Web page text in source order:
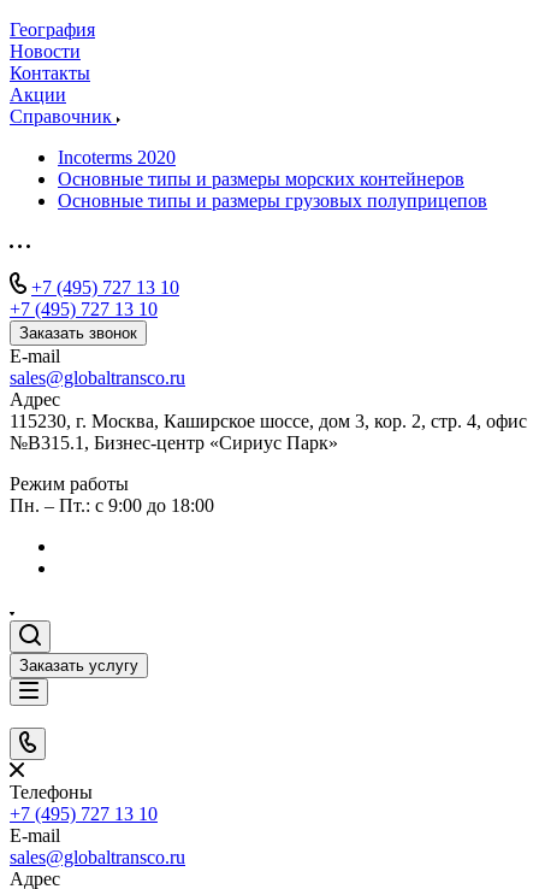
География
Новости
Контакты
Акции
Справочник
Incoterms 2020
Основные типы и размеры морских контейнеров
Основные типы и размеры грузовых полуприцепов
+7 (495) 727 13 10
+7 (495) 727 13 10
Заказать звонок
E-mail
sales@globaltransco.ru
Адрес
115230, г. Москва, Каширское шоссе, дом 3, кор. 2, стр. 4, офис
№В315.1, Бизнес-центр «Сириус Парк»
Режим работы
Пн. – Пт.: с 9:00 до 18:00
Заказать услугу
Телефоны
+7 (495) 727 13 10
E-mail
sales@globaltransco.ru
Адрес